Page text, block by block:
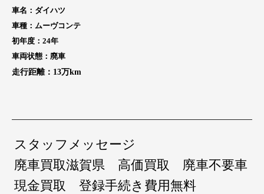
車名：ダイハツ
車種：ムーヴコンテ
初年度：24年
車両状態：廃車
走行距離：13万km
スタッフメッセージ
廃車買取滋賀県 高価買取 廃車不要車
現金買取 登録手続き費用無料